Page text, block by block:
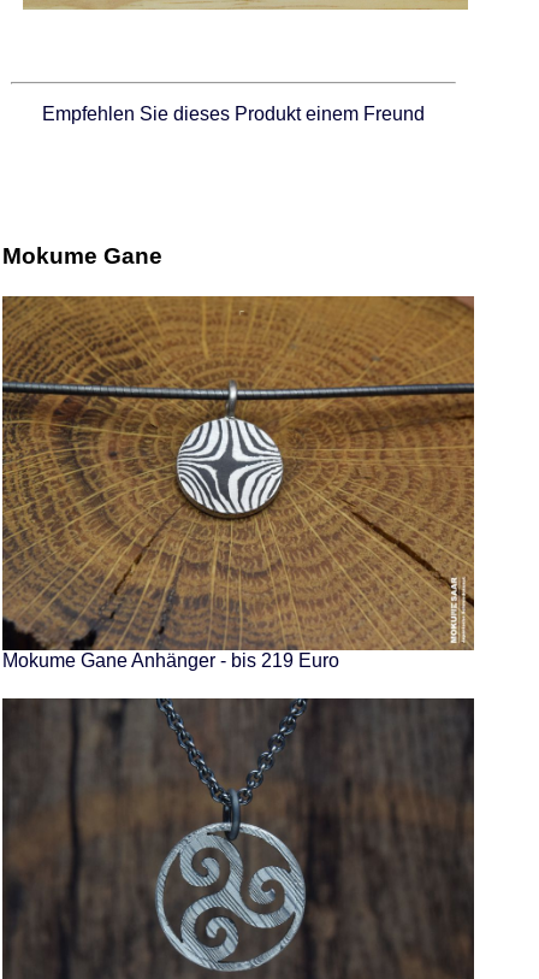
Empfehlen Sie dieses Produkt einem Freund
Mokume Gane
Mokume Gane Anhänger - bis 219 Euro